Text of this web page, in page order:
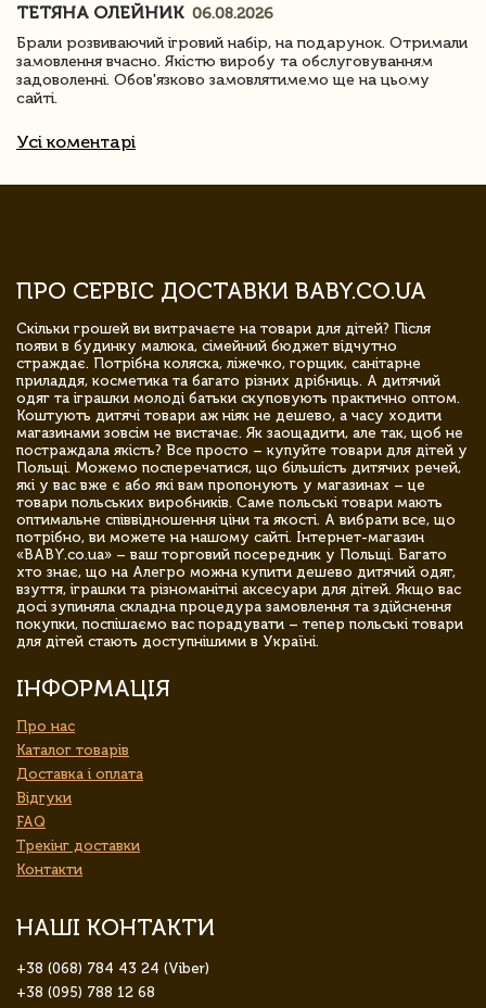
ТЕТЯНА ОЛЕЙНИК 06.08.2026
Брали розвиваючий ігровий набір, на подарунок. Отримали
замовлення вчасно. Якістю виробу та обслуговуванням
задоволенні. Обов'язково замовлятимемо ще на цьому
сайті.
Усі коментарі
ПРО СЕРВІС ДОСТАВКИ BABY.CO.UA
Скільки грошей ви витрачаєте на товари для дітей? Після
появи в будинку малюка, сімейний бюджет відчутно
страждає. Потрібна коляска, ліжечко, горщик, санітарне
приладдя, косметика та багато різних дрібниць. А дитячий
одяг та іграшки молоді батьки скуповують практично оптом.
Коштують дитячі товари аж ніяк не дешево, а часу ходити
магазинами зовсім не вистачає. Як заощадити, але так, щоб не
постраждала якість? Все просто – купуйте товари для дітей у
Польщі. Можемо посперечатися, що більшість дитячих речей,
які у вас вже є або які вам пропонують у магазинах – це
товари польських виробників. Саме польські товари мають
оптимальне співвідношення ціни та якості. А вибрати все, що
потрібно, ви можете на нашому сайті. Інтернет-магазин
«BABY.co.ua» – ваш торговий посередник у Польщі. Багато
хто знає, що на Алегро можна купити дешево дитячий одяг,
взуття, іграшки та різноманітні аксесуари для дітей. Якщо вас
досі зупиняла складна процедура замовлення та здійснення
покупки, поспішаємо вас порадувати – тепер польські товари
для дітей стають доступнішими в Україні.
ІНФОРМАЦІЯ
Про нас
Каталог товарів
Доставка і оплата
Відгуки
FAQ
Трекінг доставки
Контакти
НАШІ КОНТАКТИ
+38 (068) 784 43 24 (Viber)
+38 (095) 788 12 68